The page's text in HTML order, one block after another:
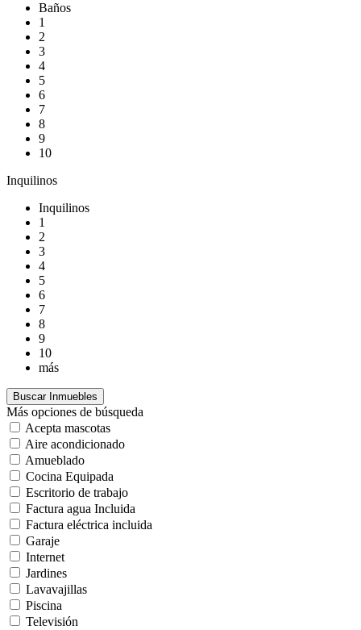
Baños
1
2
3
4
5
6
7
8
9
10
Inquilinos
Inquilinos
1
2
3
4
5
6
7
8
9
10
más
Más opciones de búsqueda
Acepta mascotas
Aire acondicionado
Amueblado
Cocina Equipada
Escritorio de trabajo
Factura agua Incluida
Factura eléctrica incluida
Garaje
Internet
Jardines
Lavavajillas
Piscina
Televisión